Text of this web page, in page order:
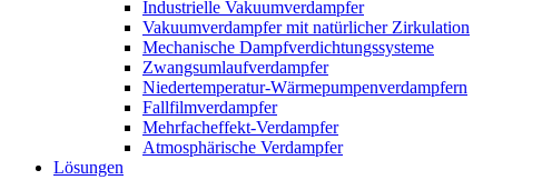
Industrielle Vakuumverdampfer
Vakuumverdampfer mit natürlicher Zirkulation
Mechanische Dampfverdichtungssysteme
Zwangsumlaufverdampfer
Niedertemperatur-Wärmepumpenverdampfern
Fallfilmverdampfer
Mehrfacheffekt-Verdampfer
Atmosphärische Verdampfer
Lösungen